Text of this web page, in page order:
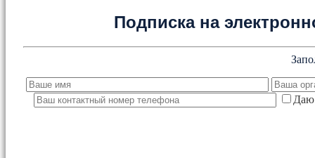
Подписка на
Даю